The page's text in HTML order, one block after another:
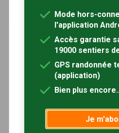
11.8 km Tracé GPS
Mode hors-
l'application
Accès garantie
19000 sentiers
GPS randonnée
(application)
Bien plus
Je